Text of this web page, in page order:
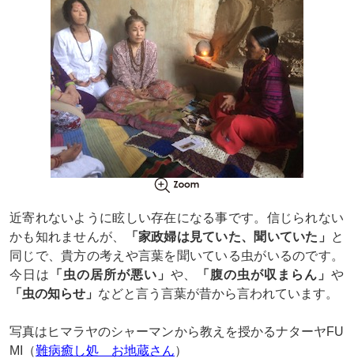
近寄れないように眩しい存在になる事です。信じられない
かも知れませんが、
「家政婦は見ていた、聞いていた」
と
同じで、貴方の考えや言葉を聞いている虫がいるのです。
今日は
「虫の居所が悪い」 や、 「腹の虫が収まらん」や
「虫の知らせ」 などと言う言葉が昔から言われています。
写真はヒマラヤのシャーマンから教えを授かるナターヤFU
MI（難病癒し処 お地蔵さん）